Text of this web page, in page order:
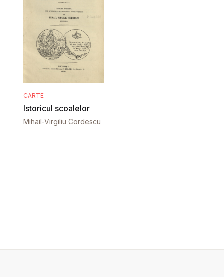
CARTE
Istoricul scoalelor
Mihail-Virgiliu Cordescu